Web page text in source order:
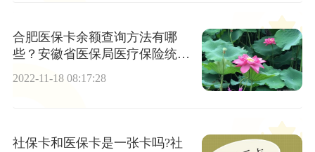
合肥医保卡余额查询方法有哪
些？安徽省医保局医疗保险统一
2022-11-18 08:17:28
社保卡和医保卡是一张卡吗?社